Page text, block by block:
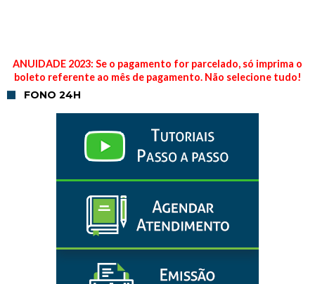
ANUIDADE 2023: Se o pagamento for parcelado, só imprima o
boleto referente ao mês de pagamento. Não selecione tudo!
FONO 24H